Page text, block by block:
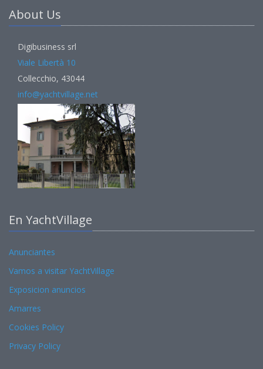
About Us
Digibusiness srl
Viale Libertà 10
Collecchio, 43044
info@yachtvillage.net
En YachtVillage
Anunciantes
Vamos a visitar YachtVillage
Exposicion anuncios
Amarres
Cookies Policy
Privacy Policy